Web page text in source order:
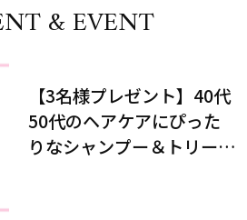
& EVENT
【3名様プレゼント】40代
50代のヘアケアにぴった
りなシャンプー＆トリート